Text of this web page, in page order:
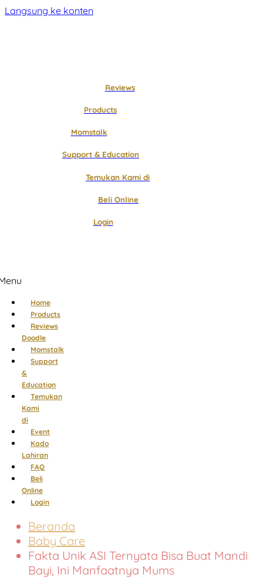
Langsung ke konten
Reviews
Products
Momstalk
Support & Education
Temukan Kami di
Beli Online
Login
Home
Products
Reviews
Doodle
Momstalk
Support
&
Education
Temukan
Kami
di
Event
Kado
Lahiran
FAQ
Beli
Online
Login
Beranda
Baby Care
Fakta Unik ASI Ternyata Bisa Buat Mandi
Bayi, Ini Manfaatnya Mums